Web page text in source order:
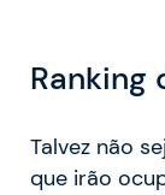
Ranking
Talvez não
que irão